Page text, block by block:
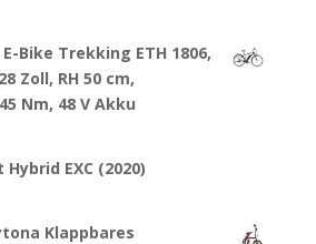
E-Bike Trekking ETH 1806,
Zoll, RH 50 cm,
Nm, 48 V Akku
EXC (2020)
Klappbares